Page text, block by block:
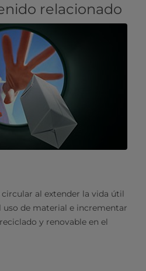
relacionado
al extender la vida útil
de material e incrementar
y renovable en el